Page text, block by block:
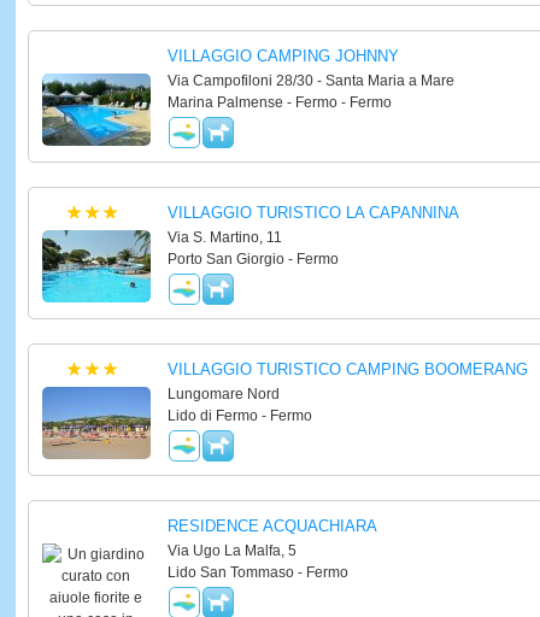
VILLAGGIO CAMPING JOHNNY
Via Campofiloni 28/30 - Santa Maria a Mare
Marina Palmense - Fermo - Fermo
VILLAGGIO TURISTICO LA CAPANNINA
Via S. Martino, 11
Porto San Giorgio - Fermo
VILLAGGIO TURISTICO CAMPING BOOMERANG
Lungomare Nord
Lido di Fermo - Fermo
RESIDENCE ACQUACHIARA
Via Ugo La Malfa, 5
Lido San Tommaso - Fermo